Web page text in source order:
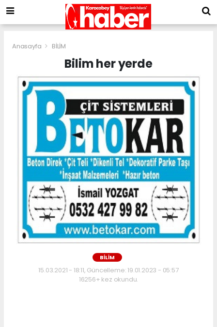
Anasayfa BİLİM
Bilim her yerde
BİLİM
15.03.2021 - 18:11, Güncelleme: 19.01.2023 - 05:57
16256+ kez okundu.